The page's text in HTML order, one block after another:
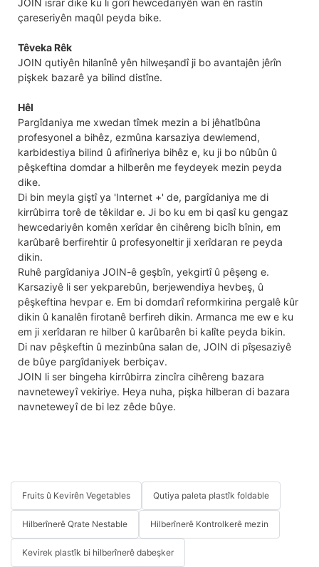
JOIN israr dike ku li gorî hewcedariyên wan ên rastîn
çareseriyên maqûl peyda bike.
Têveka Rêk
JOIN qutiyên hilanînê yên hilweşandî ji bo avantajên jêrîn
pişkek bazarê ya bilind distîne.
Hêl
Pargîdaniya me xwedan tîmek mezin a bi jêhatîbûna
profesyonel a bihêz, ezmûna karsaziya dewlemend,
karbidestiya bilind û afirîneriya bihêz e, ku ji bo nûbûn û
pêşkeftina domdar a hilberên me feydeyek mezin peyda
dike.
Di bin meyla giştî ya 'Internet +' de, pargîdaniya me di
kirrûbirra torê de têkildar e. Ji bo ku em bi qasî ku gengaz
hewcedariyên komên xerîdar ên cihêreng bicîh bînin, em
karûbarê berfirehtir û profesyoneltir ji xerîdaran re peyda
dikin.
Ruhê pargîdaniya JOIN-ê geşbîn, yekgirtî û pêşeng e.
Karsaziyê li ser yekparebûn, berjewendiya hevbeş, û
pêşkeftina hevpar e. Em bi domdarî reformkirina pergalê kûr
dikin û kanalên firotanê berfireh dikin. Armanca me ew e ku
em ji xerîdaran re hilber û karûbarên bi kalîte peyda bikin.
Di nav pêşkeftin û mezinbûna salan de, JOIN di pîşesaziyê
de bûye pargîdaniyek berbiçav.
JOIN li ser bingeha kirrûbirra zincîra cihêreng bazara
navneteweyî vekiriye. Heya nuha, pişka hilberan di bazara
navneteweyî de bi lez zêde bûye.
Fruits û Kevirên Vegetables Qutiya paleta plastîk foldable
Hilberînerê Qrate Nestable Hilberînerê Kontrolkerê mezin
Kevirek plastîk bi hilberînerê dabeşker